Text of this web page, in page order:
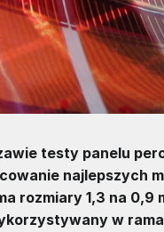
testy panelu
najlepszych
rozmiary 1,3 na 0,9
w